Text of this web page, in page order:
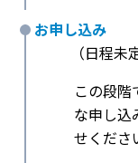
お申し込み
（日程未
この段階
な申し込
せくださ